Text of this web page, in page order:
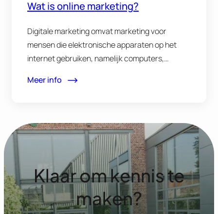
Wat is online marketing?
Digitale marketing omvat marketing voor
mensen die elektronische apparaten op het
internet gebruiken, namelijk computers,
Meer info
Klaar om kennis te
maken?